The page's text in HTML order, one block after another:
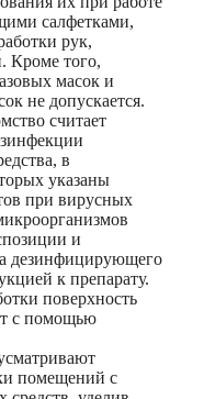
салфетками,
рук,
Кроме того,
масок и
не допускается.
считает
в
указаны
при вирусных
и
дезинфицирующего
к препарату.
поверхность
с помощью
помещений с